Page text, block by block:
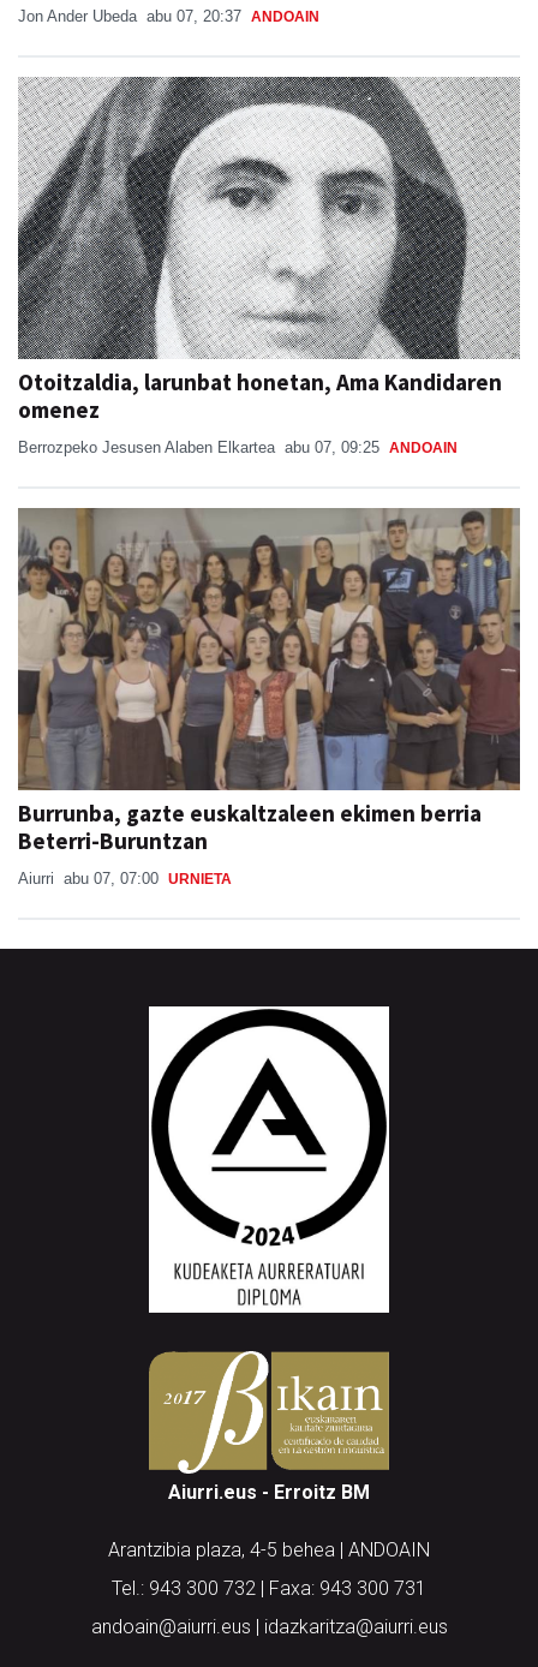
Jon Ander Ubeda abu 07, 20:37 ANDOAIN
Otoitzaldia, larunbat honetan, Ama Kandidaren
omenez
Berrozpeko Jesusen Alaben Elkartea abu 07, 09:25 ANDOAIN
Burrunba, gazte euskaltzaleen ekimen berria
Beterri-Buruntzan
Aiurri abu 07, 07:00 URNIETA
Aiurri.eus - Erroitz BM
Arantzibia plaza, 4-5 behea | ANDOAIN
Tel.: 943 300 732 | Faxa: 943 300 731
andoain@aiurri.eus | idazkaritza@aiurri.eus